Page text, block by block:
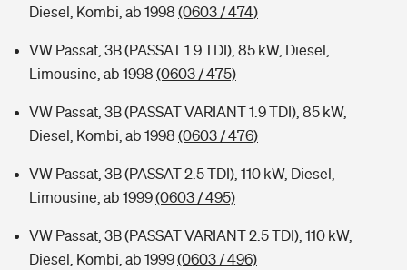
Diesel, Kombi, ab 1998 (0603 / 474)
VW Passat, 3B (PASSAT 1.9 TDI), 85 kW, Diesel,
Limousine, ab 1998 (0603 / 475)
VW Passat, 3B (PASSAT VARIANT 1.9 TDI), 85 kW,
Diesel, Kombi, ab 1998 (0603 / 476)
VW Passat, 3B (PASSAT 2.5 TDI), 110 kW, Diesel,
Limousine, ab 1999(0603 / 495)
VW Passat, 3B (PASSAT VARIANT 2.5 TDI), 110 kW,
Diesel, Kombi, ab 1999(0603 / 496)